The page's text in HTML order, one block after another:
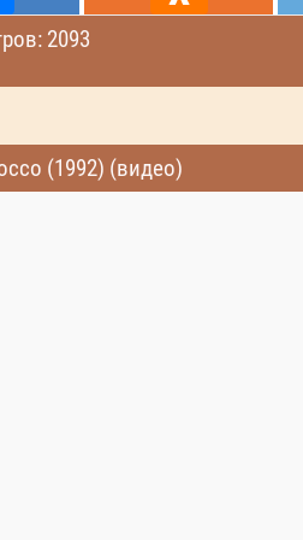
2093
(1992) (видео)